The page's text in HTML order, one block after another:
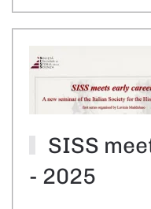
SISS
- 2025